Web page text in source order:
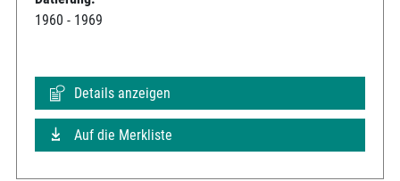
1960 - 1969
Details anzeigen
Auf die Merkliste